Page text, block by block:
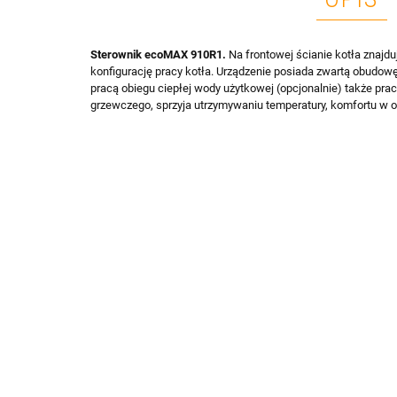
Sterownik ecoMAX 910R1. Na frontowej ścianie kotła
konfigurację pracy kotła. Urządzenie posiada zwartą
pracą obiegu ciepłej wody użytkowej (opcjonalnie) także
grzewczego, sprzyja utrzymywaniu temperatury, komfortu w